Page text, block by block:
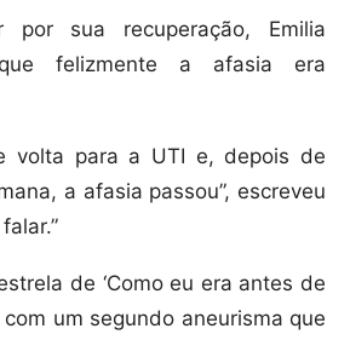
por sua recuperação, Emilia
felizmente a afasia era
volta para a UTI e, depois de
a afasia passou”, escreveu
de ‘Como eu era antes de
com um segundo aneurisma que